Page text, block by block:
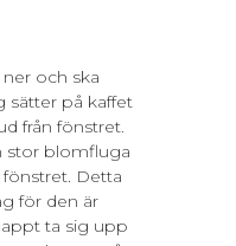
och ska
sätter på kaffet
från fönstret.
stor blomfluga
Detta
för den är
ta sig upp